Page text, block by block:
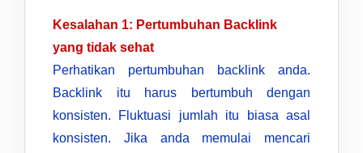
Kesalahan 1: Pertumbuhan Backlink
yang tidak sehat
Perhatikan pertumbuhan backlink anda.
Backlink itu harus bertumbuh dengan
konsisten. Fluktuasi jumlah itu biasa asal
konsisten. Jika anda memulai mencari